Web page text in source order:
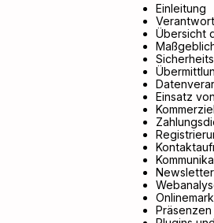
Einleitung
Übersicht
Einsatz